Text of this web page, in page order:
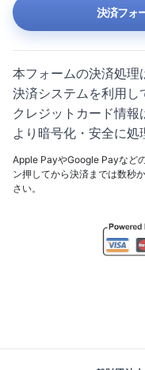
決済フォ
本フォームの決済処理
決済システムを利用し
クレジットカード情
より暗号化・安全に処
Apple PayやGoogle Payなど
ン押してから決済までは数秒
さい。